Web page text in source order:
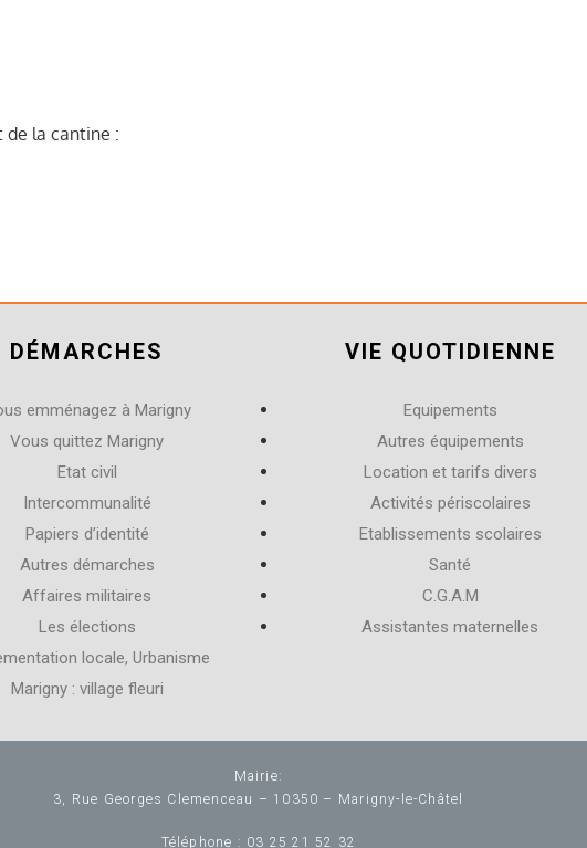
de la cantine :
DÉMARCHES
emménagez à Marigny
Vous quittez Marigny
Etat civil
Intercommunalité
Papiers d’identité
Autres démarches
Affaires militaires
Les élections
locale, Urbanisme
Marigny : village fleuri
VIE QUOTIDIENNE
Equipements
Autres équipements
Location et tarifs divers
Activités périscolaires
Etablissements scolaires
Santé
C.G.A.M
Assistantes maternelles
Mairie:
3, Rue Georges Clemenceau – 10350 – Marigny-le-Châtel
Téléphone : 03 25 21 52 32